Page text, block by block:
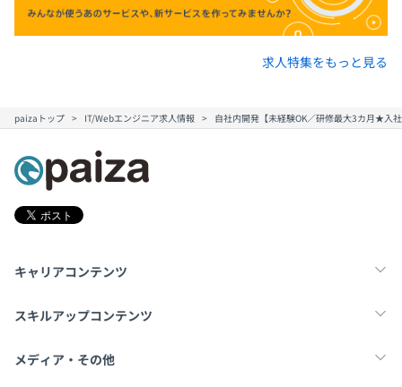
求人特集をもっと見る
paizaトップ IT/Webエンジニア求人情報 自社内開発【未経験OK／研修最大3カ月★入
キャリアコンテンツ
転職・キャリア
スキルアップコンテンツ
学習
メディア・その他